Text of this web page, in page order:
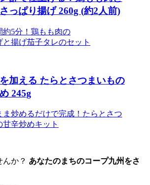
っぱり揚げ 260g (約2人前)
約5分！鶏もも肉の
と揚げ茄子タレのセット
加える たらとさつまいもの
245g
ま炒めるだけで完成！たらとさつ
甘辛炒めキット
か？ あなたのまちのコープ九州をさ